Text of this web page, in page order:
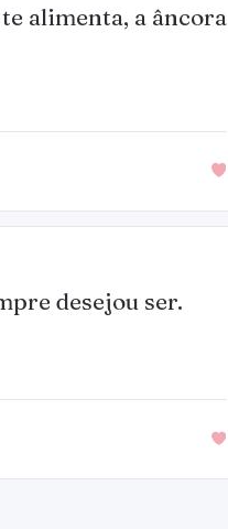
alimenta, a âncora
desejou ser.